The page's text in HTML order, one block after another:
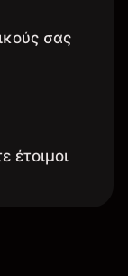
σας
έτοιμοι